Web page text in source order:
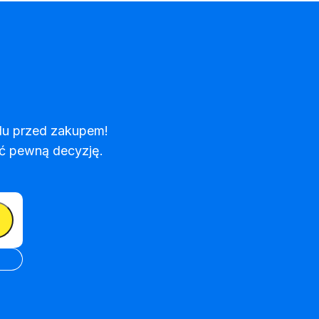
przed zakupem!
pewną decyzję.